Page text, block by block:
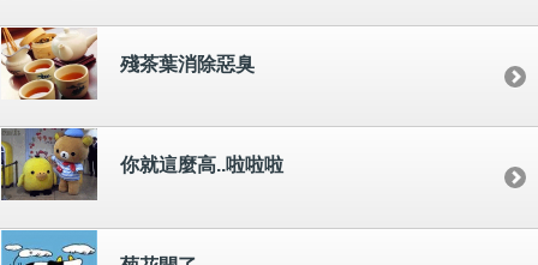
殘茶葉消除惡臭
你就這麼高..啦啦啦